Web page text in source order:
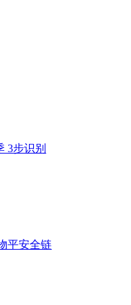
3步识别
平安全链